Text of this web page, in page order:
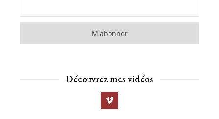
Découvrez mes vidéos